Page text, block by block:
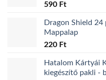
590 Ft
Dragon Shield
Mappalap
220 Ft
Hatalom Kártyái
kiegészítő pakli -